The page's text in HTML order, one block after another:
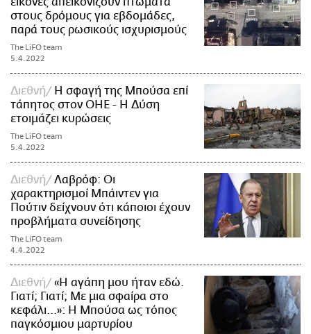
στους δρόμους για εβδομάδες,
παρά τους ρωσικούς ισχυρισμούς
The LiFO team
5.4.2022
Διεθνή
Η σφαγή της Μπούσα επί
τάπητος στον ΟΗΕ - Η Δύση
ετοιμάζει κυρώσεις
The LiFO team
5.4.2022
Διεθνή
Λαβρόφ: Οι
χαρακτηρισμοί Μπάιντεν για
Πούτιν δείχνουν ότι κάποιοι έχουν
προβλήματα συνείδησης
The LiFO team
4.4.2022
Διεθνή
«Η αγάπη μου ήταν εδώ.
Γιατί; Γιατί; Με μια σφαίρα στο
κεφάλι...»: Η Μπούσα ως τόπος
παγκόσμιου μαρτυρίου